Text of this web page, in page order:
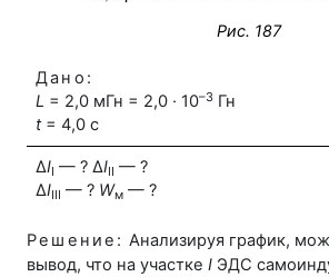
Рис. 187
Дано:
L = 2,0 мГн = 2,0 · 10–3 Гн
t= 4,0 с
ΔII — ? ΔIII — ?
ΔIIII — ? Wм — ?
Решение: Анализируя график,
вывод, что на участке I ЭДС